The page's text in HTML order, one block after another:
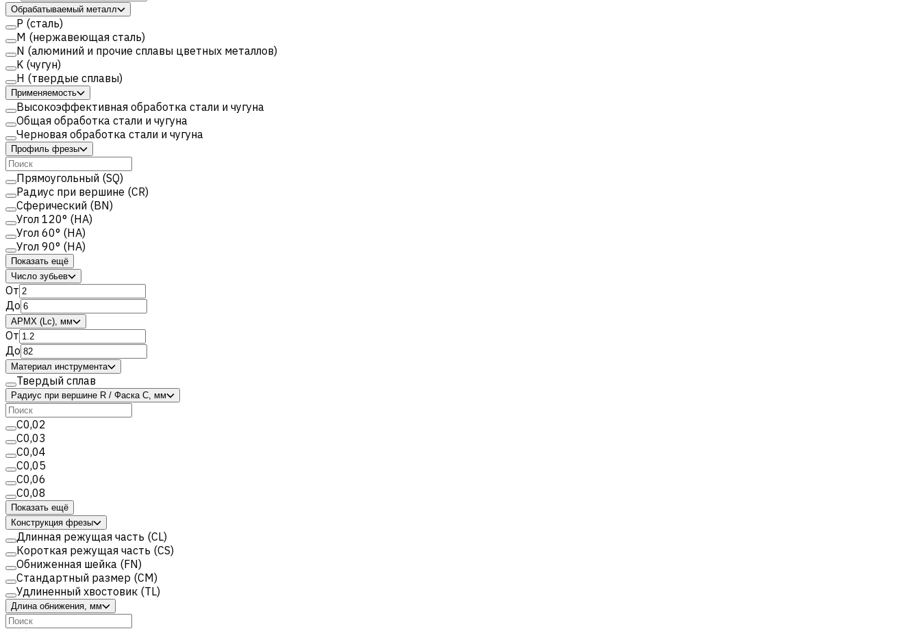
Обрабатываемый металл
Р (сталь)
M (нержавеющая сталь)
N (алюминий и прочие сплавы цветных металлов)
K (чугун)
H (твердые сплавы)
Применяемость
Высокоэффективная обработка стали и чугуна
Общая обработка стали и чугуна
Черновая обработка стали и чугуна
Профиль фрезы
Прямоугольный (SQ)
Радиус при вершине (CR)
Сферический (BN)
Угол 120° (HA)
Угол 60° (HA)
Угол 90° (HA)
Показать ещё
Число зубьев
От
До
APMX (Lc), мм
От
До
Материал инструмента
Твердый сплав
Радиус при вершине R / Фаска C, мм
C0,02
C0,03
C0,04
C0,05
C0,06
C0,08
Показать ещё
Конструкция фрезы
Длинная режущая часть (CL)
Короткая режущая часть (CS)
Обниженная шейка (FN)
Стандартный размер (CM)
Удлиненный хвостовик (TL)
Длина обнижения, мм